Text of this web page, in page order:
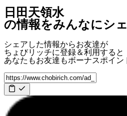
日田天領水
の情報をみんなにシ
シェアした情報からお友達が
ちょびリッチに登録＆利用すると
あなたもお友達もボーナスポイン